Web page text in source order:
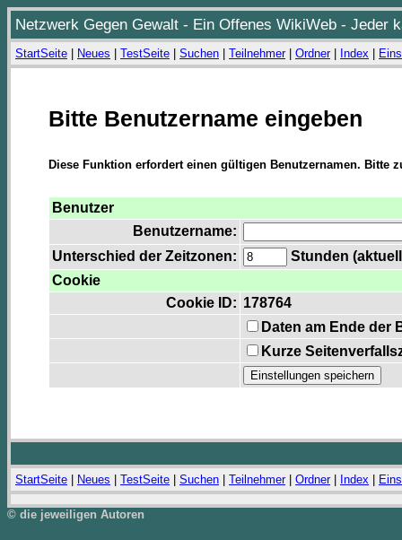
Netzwerk Gegen Gewalt - Ein Offenes WikiWeb - Jeder
StartSeite Neues TestSeite Suchen Teilnehmer| Ordner| Index
Bitte Benutzername eingeben
Diese Funktion erfordert einen gültigen Benutzernamen. Bitte
Benutzer
Benutzername:
Unterschied der Zeitzonen:
Stunden
Cookie
Cookie ID: 178764
Daten am Ende der
Kurze
StartSeite Neues TestSeite Suchen Teilnehmer| Ordner| Index
© die jeweiligen Autoren